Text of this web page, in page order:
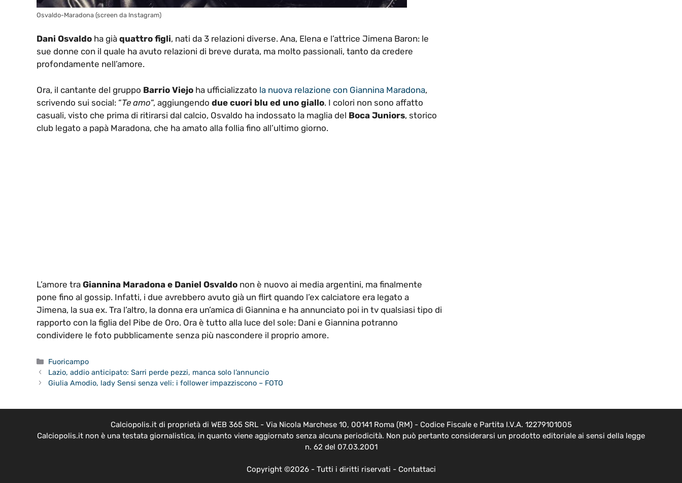
Osvaldo-Maradona (screen da Instagram)
Dani Osvaldo ha già quattro figli, nati da 3 relazioni diverse. Ana, Elena e l’attrice Jimena Baron: le
sue donne con il quale ha avuto relazioni di breve durata, ma molto passionali, tanto da credere
profondamente nell’amore.
Ora, il cantante del gruppo Barrio Viejo ha ufficializzato la nuova relazione con Giannina Maradona,
scrivendo sui social: “Te amo“, aggiungendo due cuori blu ed uno giallo. I colori non sono affatto
casuali, visto che prima di ritirarsi dal calcio, Osvaldo ha indossato la maglia del Boca Juniors, storico
club legato a papà Maradona, che ha amato alla follia fino all’ultimo giorno.
L’amore tra Giannina Maradona e Daniel Osvaldo non è nuovo ai media argentini, ma finalmente
pone fino al gossip. Infatti, i due avrebbero avuto già un flirt quando l’ex calciatore era legato a
Jimena, la sua ex. Tra l’altro, la donna era un’amica di Giannina e ha annunciato poi in tv qualsiasi tipo di
rapporto con la figlia del Pibe de Oro. Ora è tutto alla luce del sole: Dani e Giannina potranno
condividere le foto pubblicamente senza più nascondere il proprio amore.
Categorie
Fuoricampo
Lazio, addio anticipato: Sarri perde pezzi, manca solo l’annuncio
Giulia Amodio, lady Sensi senza veli: i follower impazziscono – FOTO
Calciopolis.it di proprietà di WEB 365 SRL - Via Nicola Marchese 10, 00141 Roma (RM) - Codice Fiscale e Partita I.V.A. 12279101005
Calciopolis.it non è una testata giornalistica, in quanto viene aggiornato senza alcuna periodicità. Non può pertanto considerarsi un prodotto editoriale ai sensi della legge
n. 62 del 07.03.2001
Copyright ©2026 - Tutti i diritti riservati - Contattaci